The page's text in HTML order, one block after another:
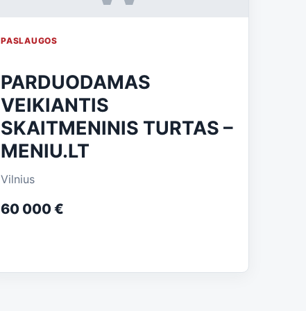
PASLAUGOS
PARDUODAMAS
VEIKIANTIS
SKAITMENINIS TURTAS –
MENIU.LT
Vilnius
60 000 €